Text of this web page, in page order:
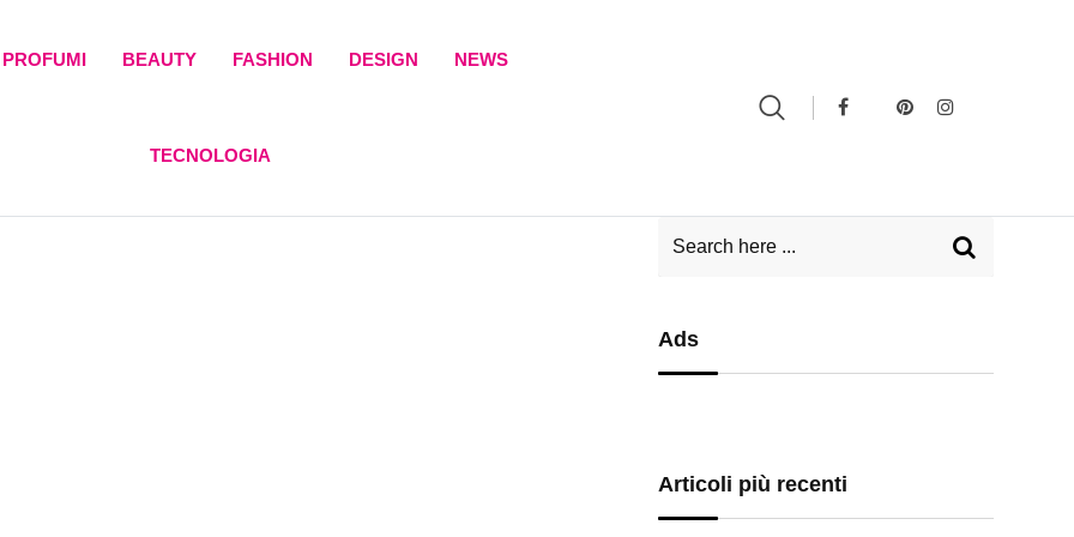
PROFUMI BEAUTY FASHION DESIGN NEWS
TECNOLOGIA
Ads
Articoli più recenti